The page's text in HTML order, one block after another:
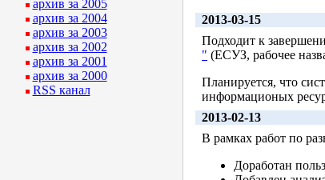
архив за 2005
архив за 2004
архив за 2003
архив за 2002
архив за 2001
архив за 2000
RSS канал
2013-03-15
Подходит к
" (ЕСУЗ, рабочее
Планируется, что
информационых
2013-02-13
В рамках работ по
Доработан